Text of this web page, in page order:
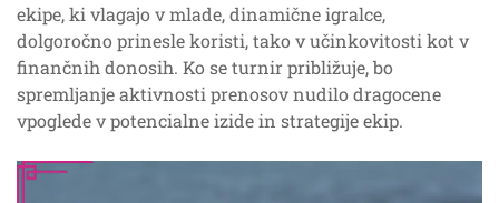
ekipe, ki vlagajo v mlade, dinamične igralce,
dolgoročno prinesle koristi, tako v učinkovitosti kot v
finančnih donosih. Ko se turnir približuje, bo
spremljanje aktivnosti prenosov nudilo dragocene
vpoglede v potencialne izide in strategije ekip.